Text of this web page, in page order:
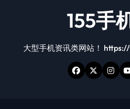
155手
大型手机资讯类网站！